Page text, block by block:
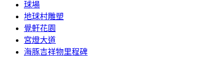
球場
地球村雕塑
覺軒花園
宮燈大道
海豚吉祥物里程碑